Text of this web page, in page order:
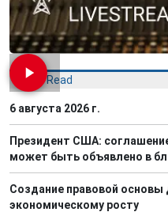
Most Read
6 августа 2026 г.
Президент США:
может быть объявлено в
Создание правовой основы
экономическому росту